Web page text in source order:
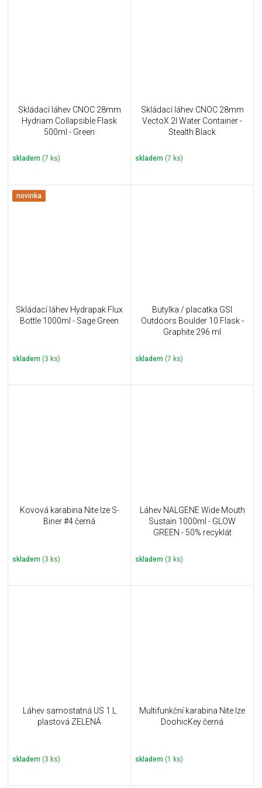
Skládací láhev CNOC 28mm
Hydriam Collapsible Flask
500ml - Green
skladem (7 ks)
Skládací láhev CNOC 28mm
VectoX 2l Water Container -
Stealth Black
skladem (7 ks)
novinka
Skládací láhev Hydrapak Flux
Bottle 1000ml - Sage Green
skladem (3 ks)
Butylka / placatka GSI
Outdoors Boulder 10 Flask -
Graphite 296 ml
skladem (7 ks)
Kovová karabina Nite Ize S-
Biner #4 černá
skladem (3 ks)
Láhev NALGENE Wide Mouth
Sustain 1000ml - GLOW
GREEN - 50% recyklát
skladem (3 ks)
Láhev samostatná US 1 L
plastová ZELENÁ
skladem (3 ks)
Multifunkční karabina Nite Ize
DoohicKey černá
skladem (1 ks)